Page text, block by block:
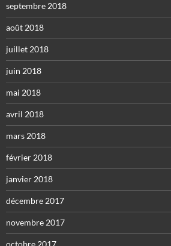
septembre 2018
août 2018
juillet 2018
juin 2018
mai 2018
avril 2018
mars 2018
février 2018
janvier 2018
décembre 2017
novembre 2017